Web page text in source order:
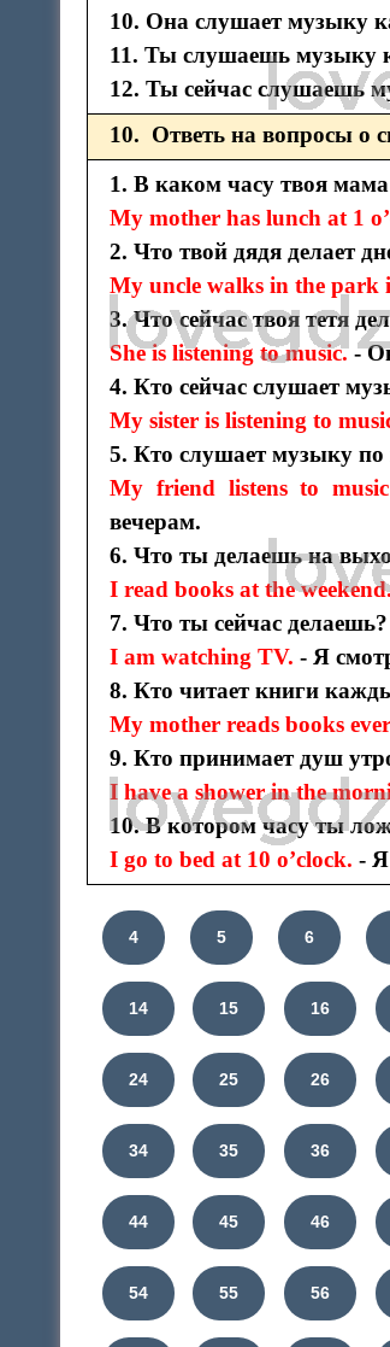
10. Она слушает музыку
11. Ты слушаешь музыку
12. Ты сейчас слушаешь
10. Ответь на вопросы о
1. В каком часу твоя мама
My mother has lunch at 1
2. Что твой дядя делает
My uncle walks in the park
3. Что сейчас твоя тетя
She is listening to music.-
4. Кто сейчас слушает
My sister is listening to
5. Кто слушает музыку по
My friend listens to
вечерам.
6. Что ты делаешь на
I read books at the
7. Что ты сейчас делаешь?
I am watching TV. - Я
8. Кто читает книги
My mother reads books
9. Кто принимает душ
I have a shower in the
10. В котором часу ты
I go to bed at 10 o’clock.- Я
4 5 6
14 15 16
24 25 26
34 35 36
44 45 46
54 55 56